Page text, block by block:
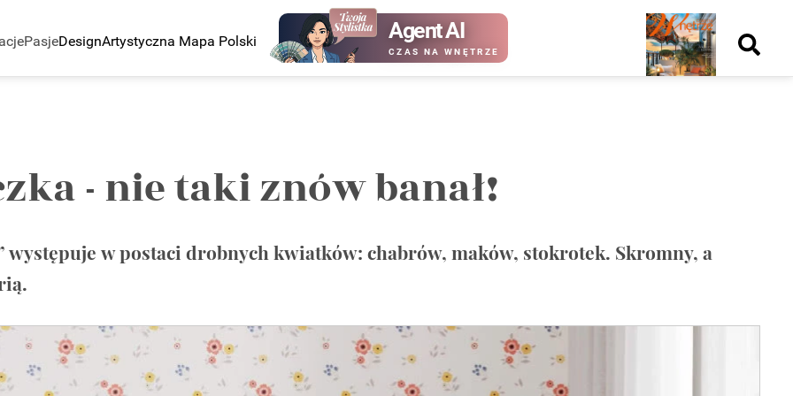
PasjeDesignArtystyczna Mapa Polski Agent AI
CZAS NA WNĘTRZE
Nowy
numer
- nie taki znów banał!
występuje w postaci drobnych kwiatków: chabrów, maków, stokrotek. Skromny, a